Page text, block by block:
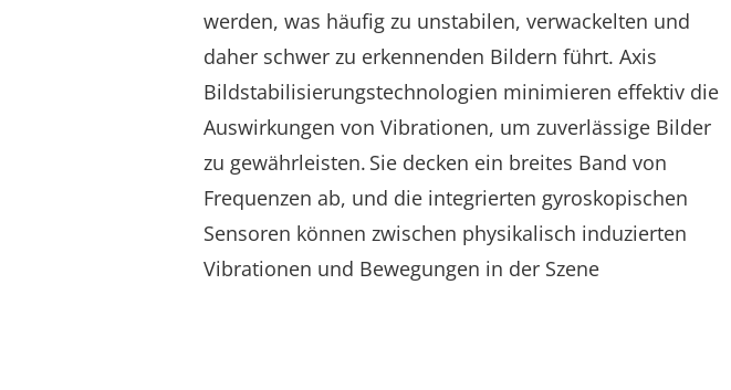
werden, was häufig zu unstabilen, verwackelten und
daher schwer zu erkennenden Bildern führt. Axis
Bildstabilisierungstechnologien minimieren effektiv die
Auswirkungen von Vibrationen, um zuverlässige Bilder
zu gewährleisten. Sie decken ein breites Band von
Frequenzen ab, und die integrierten gyroskopischen
Sensoren können zwischen physikalisch induzierten
Vibrationen und Bewegungen in der Szene